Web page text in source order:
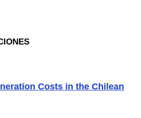
Costs in the Chilean